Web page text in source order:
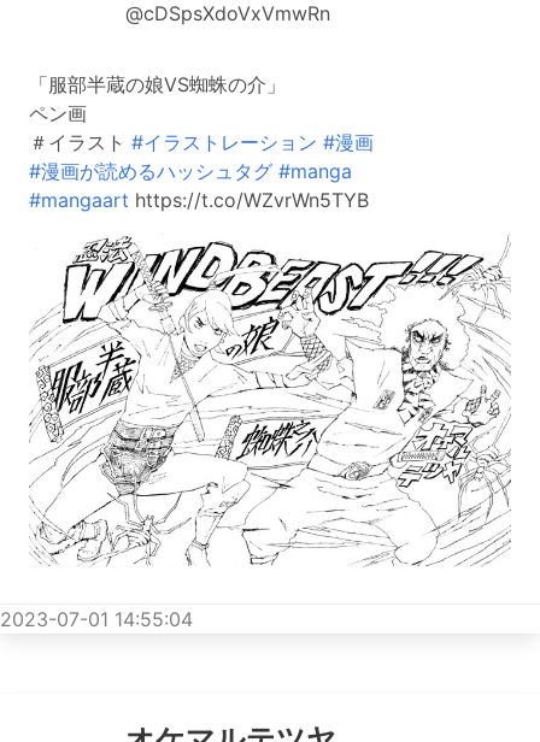
@cDSpsXdoVxVmwRn
「服部半蔵の娘VS蜘蛛の介」
ペン画
＃イラスト #イラストレーション #漫画
#漫画が読めるハッシュタグ #manga
#mangaart https://t.co/WZvrWn5TYB
2023-07-01 14:55:04